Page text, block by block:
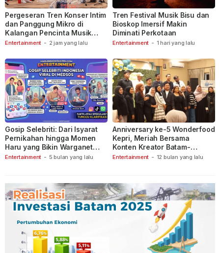
Entertainment - 2 jam yang lalu
Pergeseran Tren Konser Intim
dan Panggung Mikro di
Kalangan Pencinta Musik
Indonesia
Entertainment - 1 hari yang lalu
Tren Festival Musik Bisu dan
Bioskop Imersif Makin
Diminati Perkotaan
Entertainment - 5 bulan yang lalu
Gosip Selebriti: Dari Isyarat
Pernikahan hingga Momen
Haru yang Bikin Warganet
Berspekulasi
Entertainment - 12 bulan yang lalu
Anniversary ke-5 Wonderfood
Kepri, Meriah Bersama
Konten Kreator Batam-
Tanjungpinang